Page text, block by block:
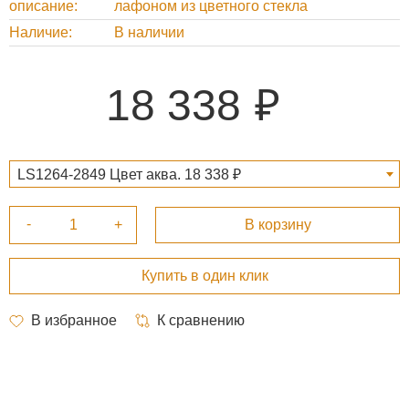
описание
лафоном из цветного стекла
Наличие
В наличии
18 338
LS1264-2849 Цвет аква. 18 338 ₽